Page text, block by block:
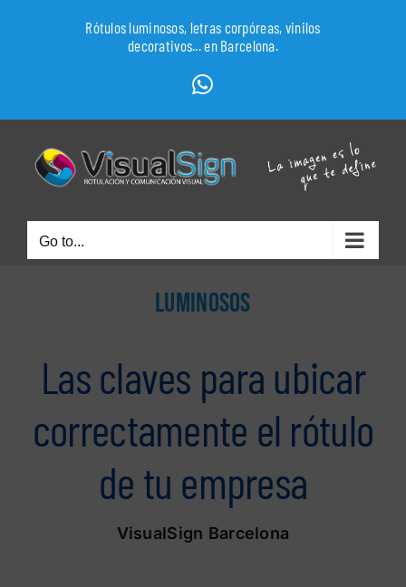
Rótulos luminosos, letras corpóreas, vinilos
decorativos... en Barcelona.
WhatsApp
Go to...
LUMINOSOS
Las claves para ubicar
correctamente el rótulo
de tu empresa
VisualSign Barcelona